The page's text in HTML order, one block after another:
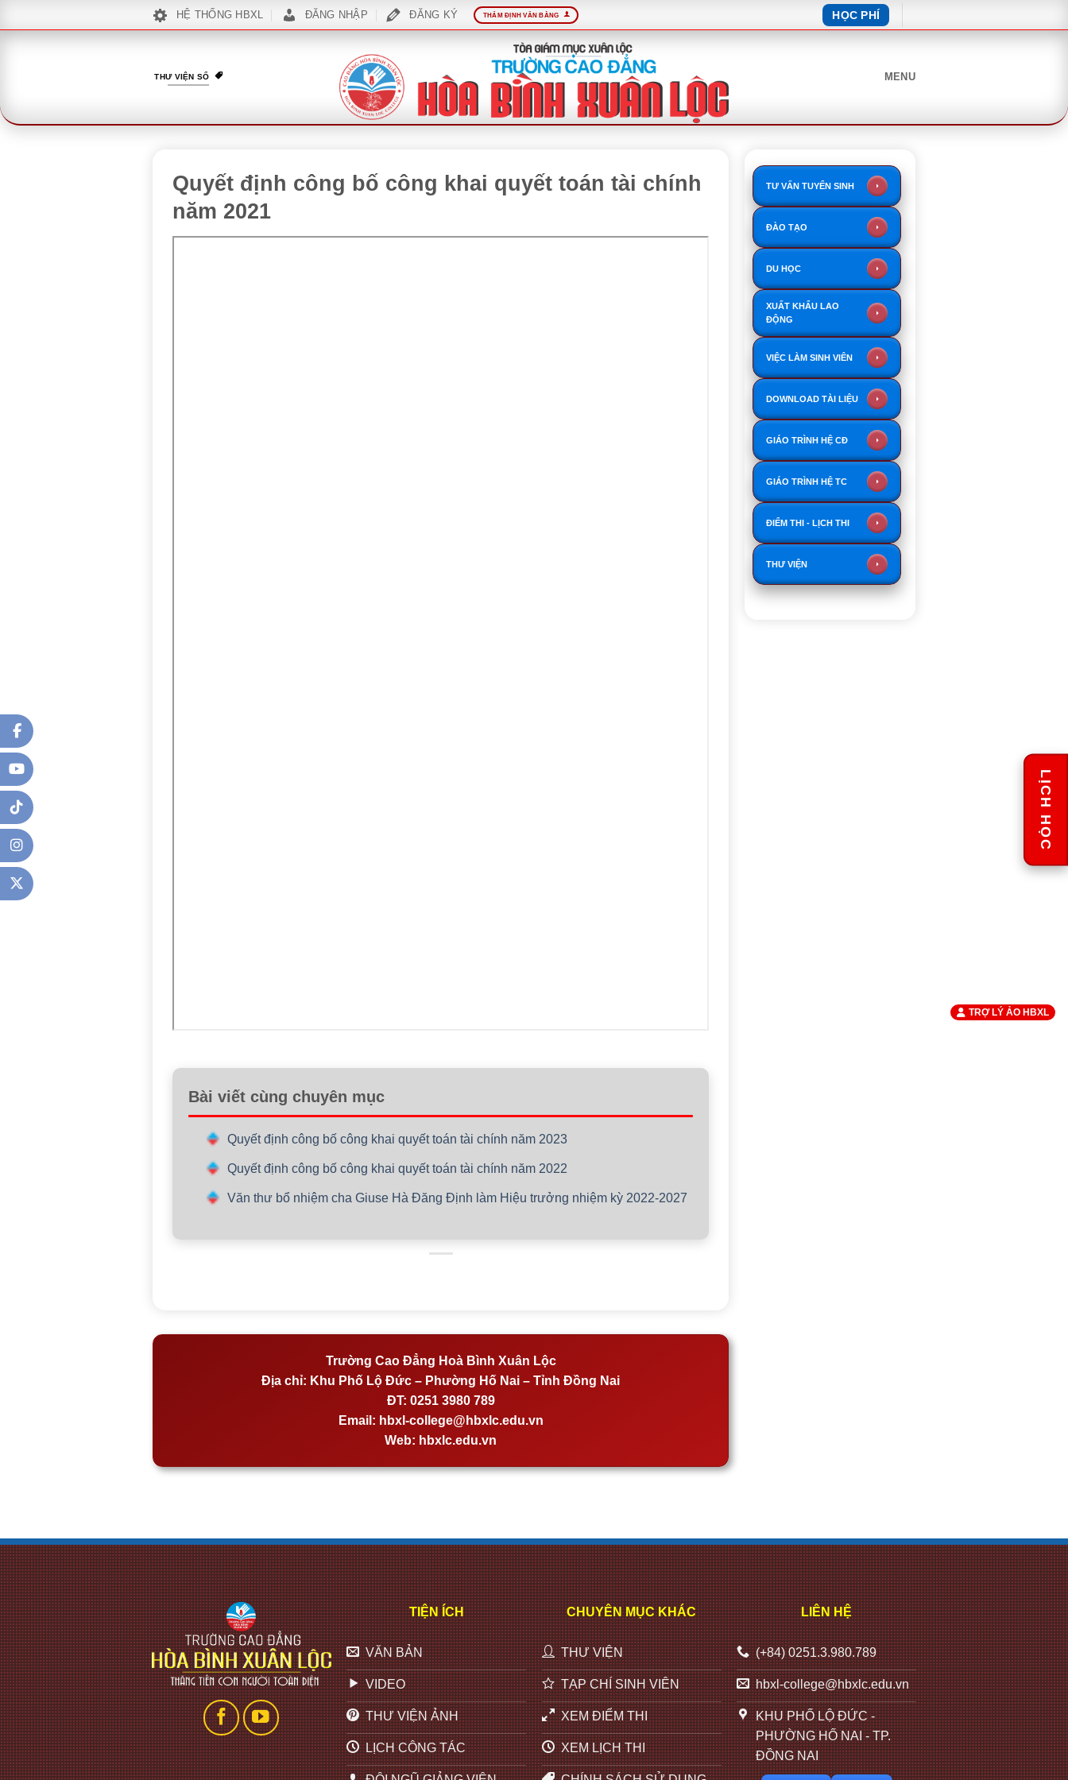
qua
HỆ THỐNG HBXL ĐĂNG NHẬP ĐĂNG KÝ THẨM ĐỊNH VĂN BẰNG HỌC PHÍ
THƯ VIỆN SỐ MENU
Quyết định công bố công khai quyết toán tài chính
năm 2021
Bài viết cùng chuyên mục
Quyết định công bố công khai quyết toán tài chính năm 2023
Quyết định công bố công khai quyết toán tài chính năm 2022
Văn thư bổ nhiệm cha Giuse Hà Đăng Định làm Hiệu trưởng nhiệm kỳ 2022-2027
Trường Cao Đẳng Hoà Bình Xuân Lộc
Địa chỉ: Khu Phố Lộ Đức – Phường Hố Nai – Tỉnh Đồng Nai
ĐT: 0251 3980 789
Email: hbxl-college@hbxlc.edu.vn
Web: hbxlc.edu.vn
TƯ VẤN TUYỂN SINH
ĐÀO TẠO
DU HỌC
XUẤT KHẨU LAO
ĐỘNG
VIỆC LÀM SINH VIÊN
DOWNLOAD TÀI LIỆU
GIÁO TRÌNH HỆ CĐ
GIÁO TRÌNH HỆ TC
ĐIỂM THI - LỊCH THI
THƯ VIỆN
TIỆN ÍCH
VĂN BẢN
VIDEO
THƯ VIỆN ẢNH
LỊCH CÔNG TÁC
CHUYÊN MỤC KHÁC
THƯ VIỆN
TẠP CHÍ SINH VIÊN
XEM ĐIỂM THI
XEM LỊCH THI
LIÊN HỆ
(+84) 0251.3.980.789
hbxl-college@hbxlc.edu.vn
KHU PHỐ LỘ ĐỨC -
PHƯỜNG HỐ NAI - TP.
ĐỒNG NAI
LỊCH HỌC
TRỢ LÝ ẢO HBXL